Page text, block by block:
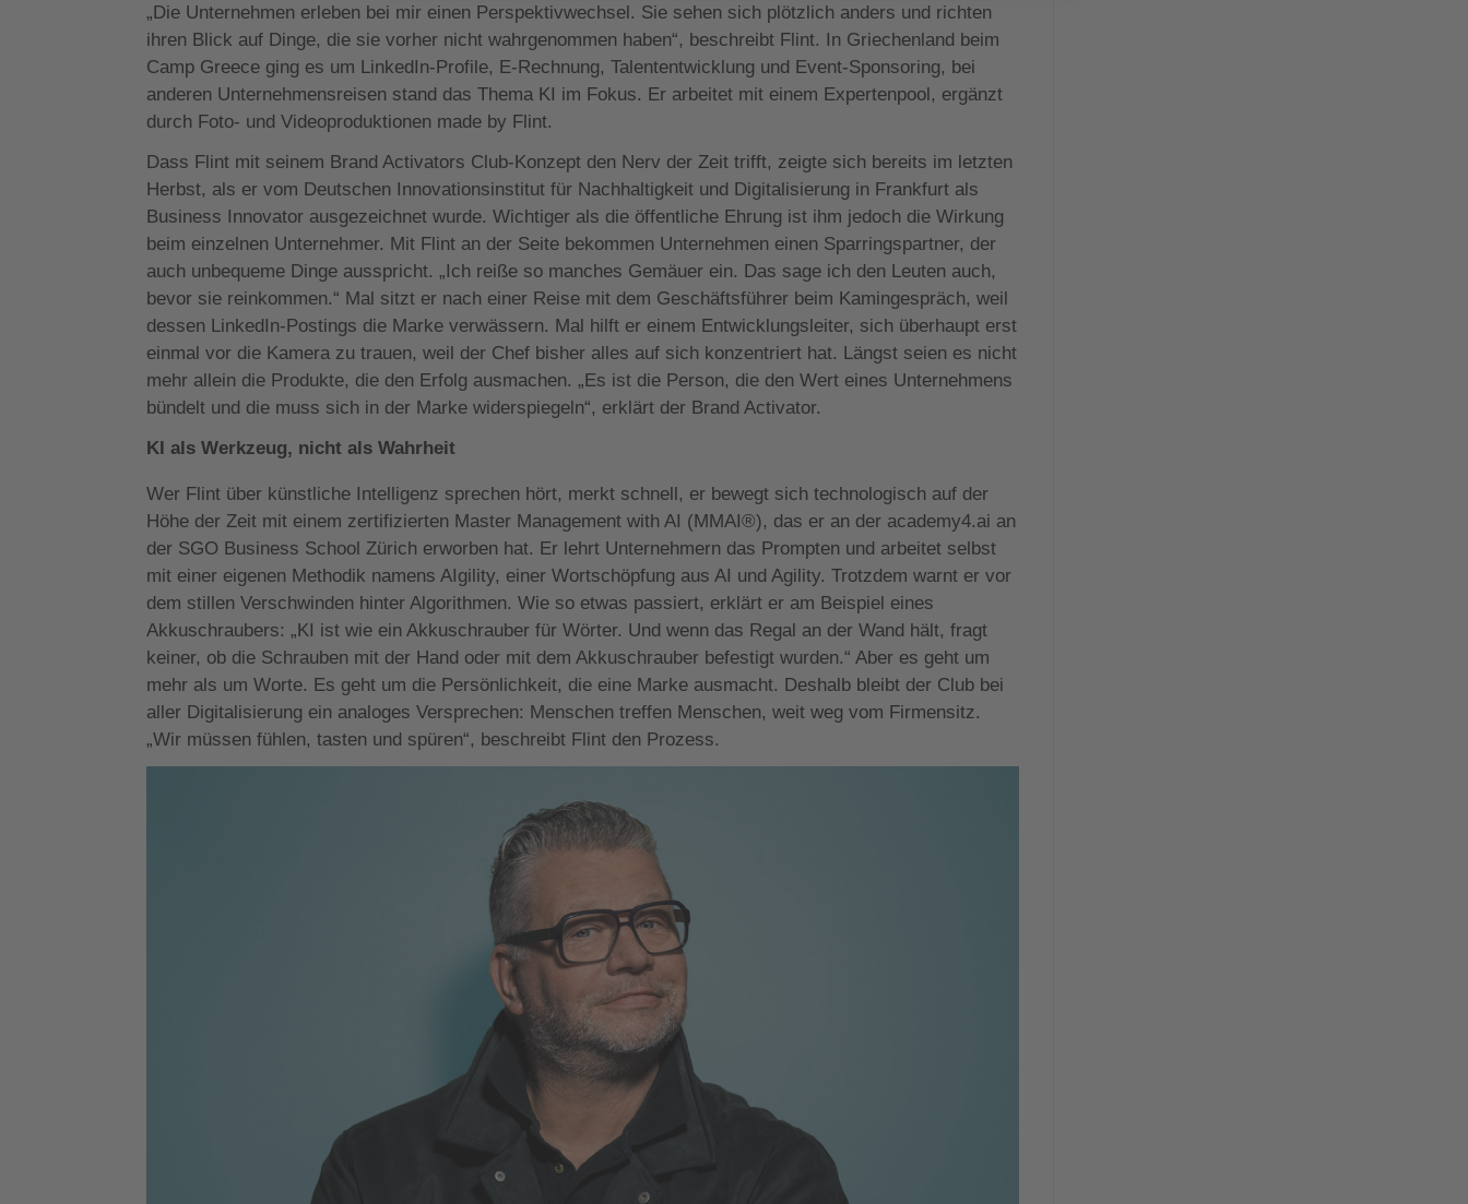
„Die Unternehmen erleben bei mir einen Perspektivwechsel. Sie sehen sich plötzlich anders und richten
ihren Blick auf Dinge, die sie vorher nicht wahrgenommen haben“, beschreibt Flint. In Griechenland beim
Camp Greece ging es um LinkedIn-Profile, E-Rechnung, Talententwicklung und Event-Sponsoring, bei
anderen Unternehmensreisen stand das Thema KI im Fokus. Er arbeitet mit einem Expertenpool, ergänzt
durch Foto- und Videoproduktionen made by Flint.
Dass Flint mit seinem Brand Activators Club-Konzept den Nerv der Zeit trifft, zeigte sich bereits im letzten
Herbst, als er vom Deutschen Innovationsinstitut für Nachhaltigkeit und Digitalisierung in Frankfurt als
Business Innovator ausgezeichnet wurde. Wichtiger als die öffentliche Ehrung ist ihm jedoch die Wirkung
beim einzelnen Unternehmer. Mit Flint an der Seite bekommen Unternehmen einen Sparringspartner, der
auch unbequeme Dinge ausspricht. „Ich reiße so manches Gemäuer ein. Das sage ich den Leuten auch,
bevor sie reinkommen.“ Mal sitzt er nach einer Reise mit dem Geschäftsführer beim Kamingespräch, weil
dessen LinkedIn-Postings die Marke verwässern. Mal hilft er einem Entwicklungsleiter, sich überhaupt erst
einmal vor die Kamera zu trauen, weil der Chef bisher alles auf sich konzentriert hat. Längst seien es nicht
mehr allein die Produkte, die den Erfolg ausmachen. „Es ist die Person, die den Wert eines Unternehmens
bündelt und die muss sich in der Marke widerspiegeln“, erklärt der Brand Activator.
KI als Werkzeug, nicht als Wahrheit
Wer Flint über künstliche Intelligenz sprechen hört, merkt schnell, er bewegt sich technologisch auf der
Höhe der Zeit mit einem zertifizierten Master Management with AI (MMAI®), das er an der academy4.ai an
der SGO Business School Zürich erworben hat. Er lehrt Unternehmern das Prompten und arbeitet selbst
mit einer eigenen Methodik namens AIgility, einer Wortschöpfung aus AI und Agility. Trotzdem warnt er vor
dem stillen Verschwinden hinter Algorithmen. Wie so etwas passiert, erklärt er am Beispiel eines
Akkuschraubers: „KI ist wie ein Akkuschrauber für Wörter. Und wenn das Regal an der Wand hält, fragt
keiner, ob die Schrauben mit der Hand oder mit dem Akkuschrauber befestigt wurden.“ Aber es geht um
mehr als um Worte. Es geht um die Persönlichkeit, die eine Marke ausmacht. Deshalb bleibt der Club bei
aller Digitalisierung ein analoges Versprechen: Menschen treffen Menschen, weit weg vom Firmensitz.
„Wir müssen fühlen, tasten und spüren“, beschreibt Flint den Prozess.